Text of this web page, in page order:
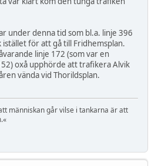
under denna tid som bl.a. linje 396
istället för att gå till Fridhemsplan.
linje 172 (som var en
oxå upphörde att trafikera Alvik
vända vid Thorildsplan.
människan går vilse i tankarna är att